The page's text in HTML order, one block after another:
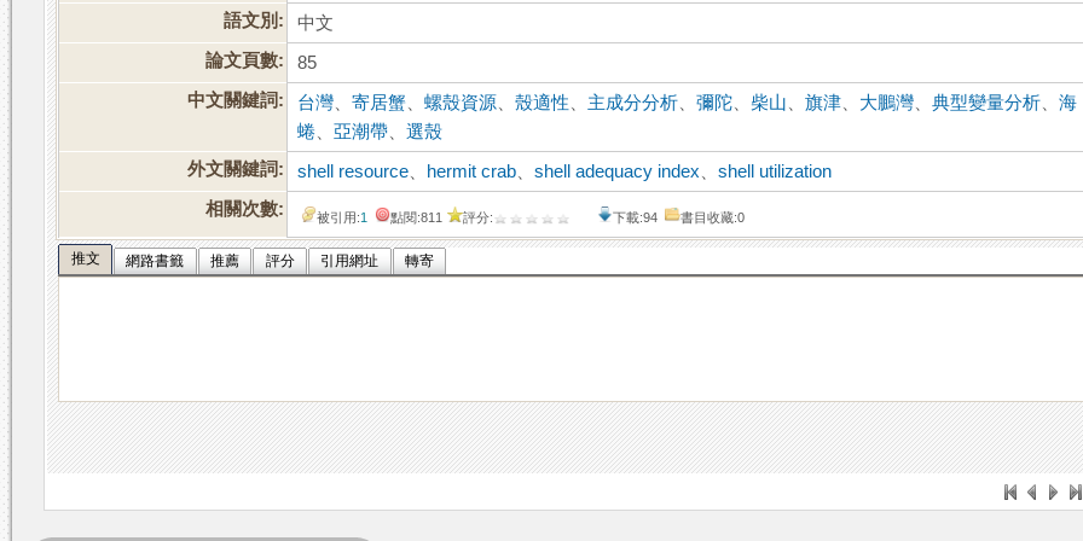
語文別:
中文
論文頁數:
85
中文關鍵詞:
台灣 、寄居蟹 、螺殼資源 、殼適性 主成分分析 、彌陀 、柴山 、旗津 大鵬灣 、典型變量分析 、海
蜷 、亞潮帶 、選殼
外文關鍵詞:
shell resource hermit crab 、shell adequacy index 、shell utilization
相關次數:
被引用:1 點閱:811 評分: 下載:94 書目收藏:0
推文 網路書籤 推薦 評分 引用網址 轉寄